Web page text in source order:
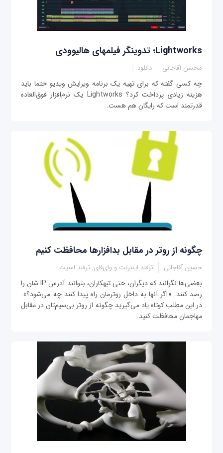
Lightworks؛ تدوینگر فیلم‎های هالیوودی
محسن آقاجانی دانلود
چه کسی گفته که برای تهیه یک برنامه ویرایش ویدیو حتما باید
هزینه زیادی پرداخت کرد؟ Lightworks یک نرم‌افزار فوق‌العاده
قدرتمند است که رایگان هم هست.
چگونه از روتر در مقابل بدافزارها محافظت کنیم
حسین آقاجانی ترفند اینترنت و وای‌فای, ترفند امنیت
بعضی‌ها نگرانند که دیگران، حتی تبهکاران، بتوانند آدرس IP شان را
رصد کنند. «اگر آنها به داخل روترمان راه پیدا کنند چه می‌شود؟».
در این مطلب کوتاه یاد می‌گیرید چگونه از روتر بی‌سیم‌تان در مقابل
مهاجمان محافظت کنید.